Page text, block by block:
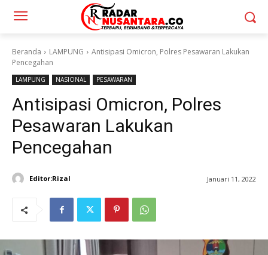
Beranda LAMPUNG
Antisipasi Omicron, Polres Pesawaran Lakukan
Pencegahan
LAMPUNG NASIONAL PESAWARAN
Antisipasi Omicron, Polres
Pesawaran Lakukan
Pencegahan
Editor:Rizal Januari 11, 2022